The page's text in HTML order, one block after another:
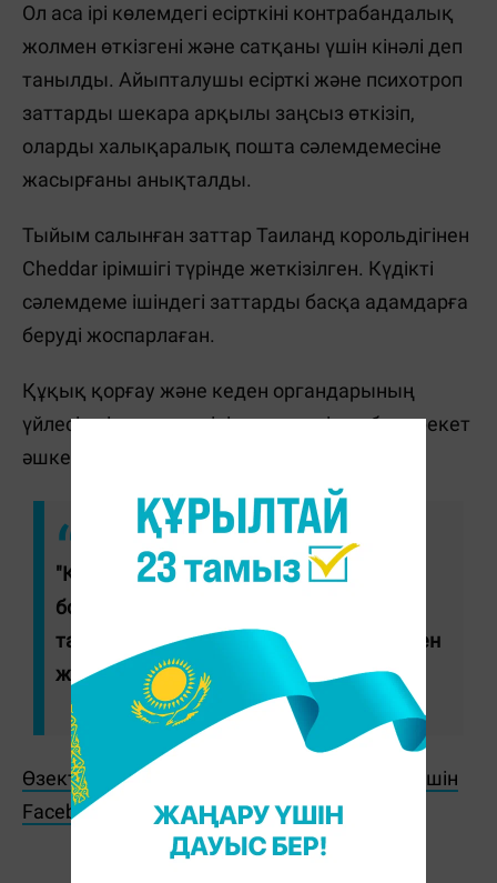
Ол аса ірі көлемдегі есірткіні контрабандалық
жолмен өткізгені және сатқаны үшін кінәлі деп
танылды. Айыпталушы есірткі және психотроп
заттарды шекара арқылы заңсыз өткізіп,
оларды халықаралық пошта сәлемдемесіне
жасырғаны анықталды.
Тыйым салынған заттар Таиланд корольдігінен
Cheddar ірімшігі түрінде жеткізілген. Күдікті
сәлемдеме ішіндегі заттарды басқа адамдарға
беруді жоспарлаған.
Құқық қорғау және кеден органдарының
үйлесімді әрекеттерінің нәтижесінде бұл әрекет
әшкереленген.
"Қала тұрғынына 16 жылға бас
бостандығынан айыру жазасы
тағайындалды. Үкім заңды күшіне енген
жоқ", - деп жазылған сот мәліметінде.
Өзекті жаңалықтарды өз уақытында оқу үшін
Facebook парақшамызға жазылыңыз!
Ж. Қадыржанова